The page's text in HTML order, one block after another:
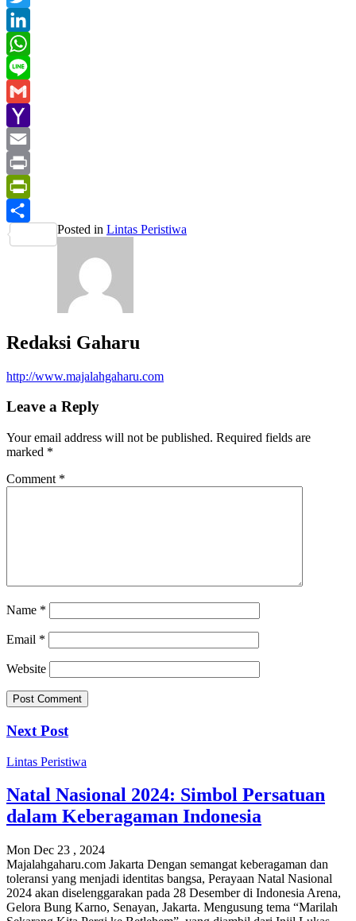
Twitter
LinkedIn
WhatsApp
Line
Gmail
Yahoo
Mail
Email
Print
PrintFriendly
Share
Posted in Lintas Peristiwa
Redaksi Gaharu
http://www.majalahgaharu.com
Leave a Reply
Your email address will not be published. Required fields are
marked *
Comment *
Name *
Email *
Website
Next Post
Lintas Peristiwa
Natal Nasional 2024: Simbol Persatuan
dalam Keberagaman Indonesia
Mon Dec 23 , 2024
Majalahgaharu.com Jakarta Dengan semangat keberagaman dan
toleransi yang menjadi identitas bangsa, Perayaan Natal Nasional
2024 akan diselenggarakan pada 28 Desember di Indonesia Arena,
Gelora Bung Karno, Senayan, Jakarta. Mengusung tema “Marilah